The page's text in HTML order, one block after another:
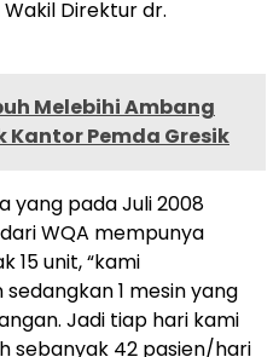
Direktur dr.
Melebihi Ambang
Kantor Pemda Gresik
yang pada Juli 2008
WQA mempunya
15 unit, “kami
1 mesin yang
Jadi tiap hari kami
sebanyak 42 pasien/hari